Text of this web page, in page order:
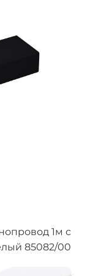
1м с
85082/00